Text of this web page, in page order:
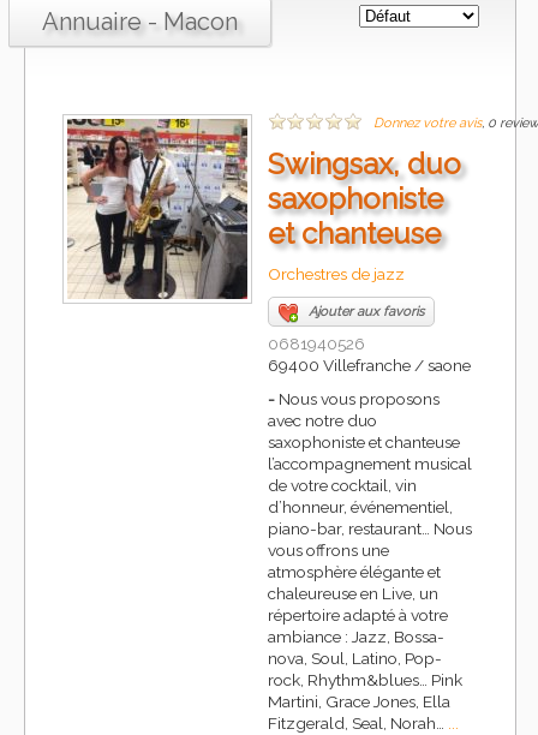
Annuaire - Macon
Donnez votre avis, 0
Swingsax, duo
saxophoniste
et chanteuse
Orchestres de jazz
Ajouter aux favoris
0681940526
69400 Villefranche / saone
- Nous vous proposons
avec notre duo
saxophoniste et chanteuse
l’accompagnement musical
de votre cocktail, vin
d’honneur, événementiel,
piano-bar, restaurant… Nous
vous offrons une
atmosphère élégante et
chaleureuse en Live, un
répertoire adapté à votre
ambiance : Jazz, Bossa-
nova, Soul, Latino, Pop-
rock, Rhythm&blues… Pink
Martini, Grace Jones, Ella
Fitzgerald, Seal, Norah… ...